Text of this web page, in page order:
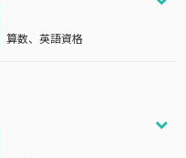
算数、英語資格